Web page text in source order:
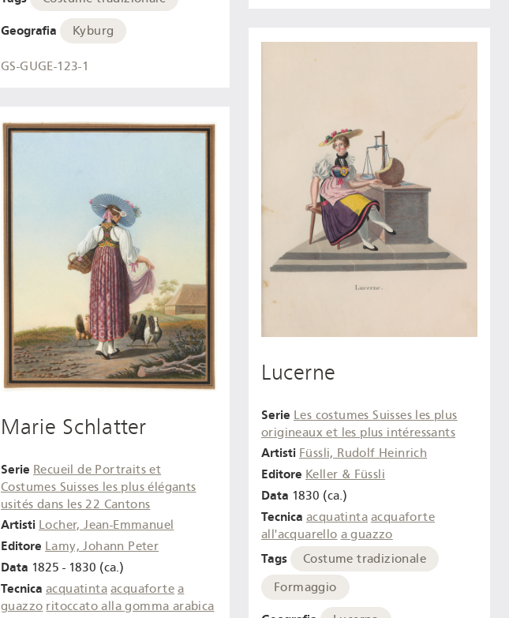
Geografia Kyburg
GS-GUGE-123-1
Marie Schlatter
Serie Recueil de Portraits et
Costumes Suisses les plus élégants
usités dans les 22 Cantons
Artisti Locher, Jean-Emmanuel
Editore Lamy, Johann Peter
Data 1825 - 1830 (ca.)
Tecnica acquatinta acquaforte a
guazzo ritoccato alla gomma arabica
Lucerne
Serie Les costumes Suisses les plus
origineaux et les plus intéressants
Artisti Füssli, Rudolf Heinrich
Editore Keller & Füssli
Data 1830 (ca.)
Tecnica acquatinta acquaforte
all'acquarello a guazzo
Tags
Costume tradizionale
Formaggio